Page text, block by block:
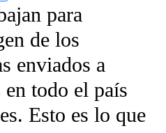
para
de los
enviados a
en todo el país
Esto es lo que